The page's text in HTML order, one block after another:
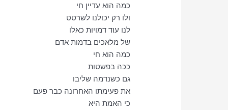
כמה הוא עדיין חי
ולו רק יכולנו לשרטט
לנו עוד דמויות כאלו
של מלאכים בדמות אדם
כמה הוא חי
ככה בפשטות
גם כשנדמה שליבו
את פעימתו האחרונה כבר פעם
כי האמת היא